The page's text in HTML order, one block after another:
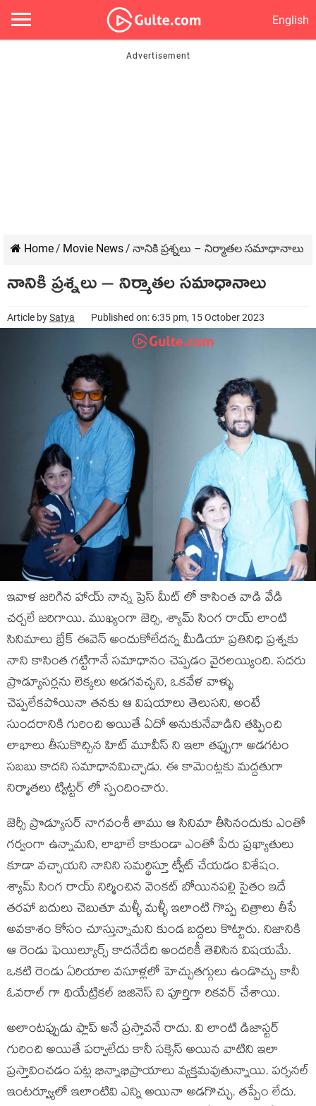
English
Home/ Movie News/ నానికి ప్రశ్నలు – నిర్మాతల సమాధానాలు
నానికి ప్రశ్నలు – నిర్మాతల సమాధానాలు
Article bySatya Published on: 6:35 pm, 15 October 2023
ఇవాళ జరిగిన హాయ్ నాన్న ప్రెస్ మీట్ లో కాసింత వాడి వేడి
చర్చలే జరిగాయి. ముఖ్యంగా జెర్సి, శ్యామ్ సింగ రాయ్ లాంటి
సినిమాలు బ్రేక్ ఈవెన్ అందుకోలేదన్న మీడియా ప్రతినిధి ప్రశ్నకు
నాని కాసింత గట్టిగానే సమాధానం చెప్పడం వైరలయ్యింది. సదరు
ప్రొడ్యూసర్లను లెక్కలు అడగవచ్చని, ఒకవేళ వాళ్ళు
చెప్పలేకపోయినా తనకు ఆ విషయాలు తెలుసని, అంటే
సుందరానికి గురించి అయితే ఏదో అనుకునేవాడిని తప్పించి
లాభాలు తీసుకొచ్చిన హిట్ మూవీస్ ని ఇలా తప్పుగా అడగటం
సబబు కాదని సమాధానమిచ్చాడు. ఈ కామెంట్లకు మద్దతుగా
నిర్మాతలు ట్విట్టర్ లో స్పందించారు.
జెర్సీ ప్రొడ్యూసర్ నాగవంశీ తాము ఆ సినిమా తీసినందుకు ఎంతో
గర్వంగా ఉన్నామని, లాభాలే కాకుండా ఎంతో పేరు ప్రఖ్యాతులు
కూడా వచ్చాయని నానిని సమర్థిస్తూ ట్వీట్ చేయడం విశేషం.
శ్యామ్ సింగ రాయ్ నిర్మించిన వెంకట్ బోయినపల్లి సైతం ఇదే
తరహా బదులు చెబుతూ మళ్ళీ మళ్ళీ ఇలాంటి గొప్ప చిత్రాలు తీసే
అవకాశం కోసం చూస్తున్నామని కుండ బద్దలు కొట్టారు. నిజానికి
ఆ రెండు ఫెయిల్యూర్స్ కాదనేదేది అందరికీ తెలిసిన విషయమే.
ఒకటి రెండు ఏరియాల వసూళ్లలో హెచ్చుతగ్గులు ఉండొచ్చు కానీ
ఓవరాల్ గా థియేట్రికల్ బిజినెస్ ని పూర్తిగా రికవర్ చేశాయి.
అలాంటప్పుడు ఫ్లాప్ అనే ప్రస్తావనే రాదు. వి లాంటి డిజాస్టర్
గురించి అయితే పర్వాలేదు కానీ సక్సెస్ అయిన వాటిని ఇలా
ప్రస్తావించడం పట్ల భిన్నాభిప్రాయాలు వ్యక్తమవుతున్నాయి. పర్సనల్
ఇంటర్వ్యూలో ఇలాంటివి ఎన్ని అయినా అడగొచ్చు. తప్పేం లేదు.